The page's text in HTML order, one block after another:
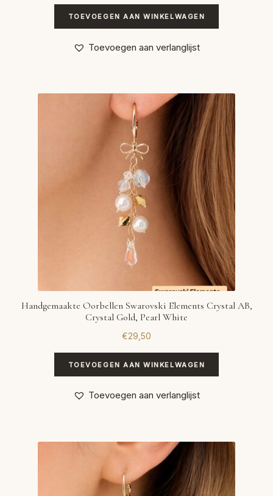
TOEVOEGEN AAN WINKELWAGEN
Toevoegen aan verlanglijst
Handgemaakte Oorbellen Swarovski Elements Crystal AB,
Crystal Gold, Pearl White
€29,50
TOEVOEGEN AAN WINKELWAGEN
Toevoegen aan verlanglijst